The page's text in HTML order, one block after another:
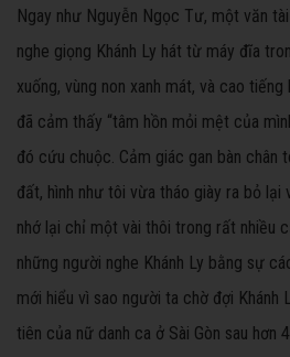
Ngay như Nguyễn Ngọc Tư, một văn
nghe giọng Khánh Ly hát từ máy đĩa
xuống, vùng non xanh mát, và cao tiếng
đã cảm thấy “tâm hồn mỏi mệt của
đó cứu chuộc. Cảm giác gan bàn
đất, hình như tôi vừa tháo giày ra bỏ lại
nhớ lại chỉ một vài thôi trong rất nhiều
những người nghe Khánh Ly bằng sự
mới hiểu vì sao người ta chờ đợi Khánh
tiên của nữ danh ca ở Sài Gòn sau hơn